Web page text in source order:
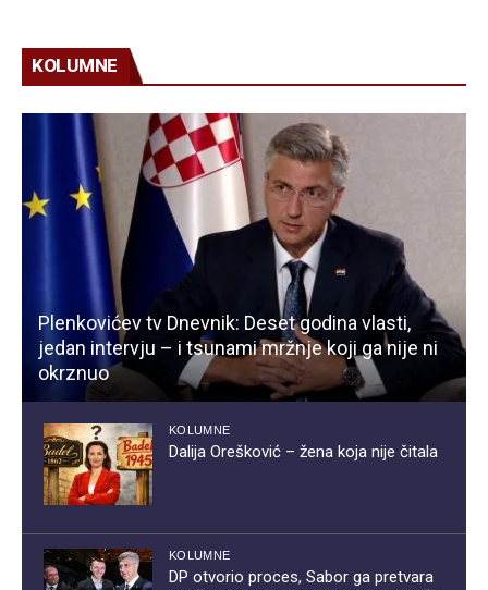
KOLUMNE
Plenkovićev tv Dnevnik: Deset godina vlasti,
jedan intervju – i tsunami mržnje koji ga nije ni
okrznuo
KOLUMNE
Dalija Orešković – žena koja nije čitala
KOLUMNE
DP otvorio proces, Sabor ga pretvara